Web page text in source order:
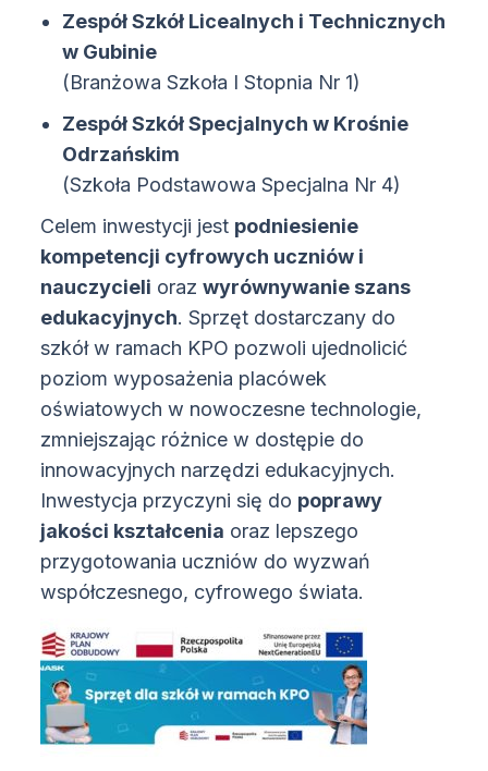
Zespół Szkół Licealnych i Technicznych
w Gubinie
(Branżowa Szkoła I Stopnia Nr 1)
Zespół Szkół Specjalnych w Krośnie
Odrzańskim
(Szkoła Podstawowa Specjalna Nr 4)
Celem inwestycji jest podniesienie
kompetencji cyfrowych uczniów i
nauczycieli orazwyrównywanie szans
edukacyjnych. Sprzęt dostarczany do
szkół w ramach KPO pozwoli ujednolicić
poziom wyposażenia placówek
oświatowych w nowoczesne technologie,
zmniejszając różnice w dostępie do
innowacyjnych narzędzi edukacyjnych.
Inwestycja przyczyni się do poprawy
jakości kształcenia oraz lepszego
przygotowania uczniów do wyzwań
współczesnego, cyfrowego świata.